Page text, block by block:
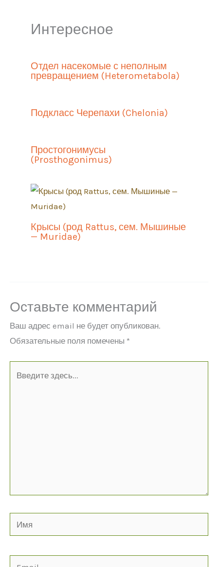
Интересное
Отдел насекомые с неполным
превращением (Heterometabola)
Подкласс Черепахи (Chelonia)
Простогонимусы
(Prosthogonimus)
Крысы (род Rattus, сем. Мышиные
— Muridae)
Оставьте комментарий
Ваш адрес email не будет опубликован.
Обязательные поля помечены *
здесь...
Имя